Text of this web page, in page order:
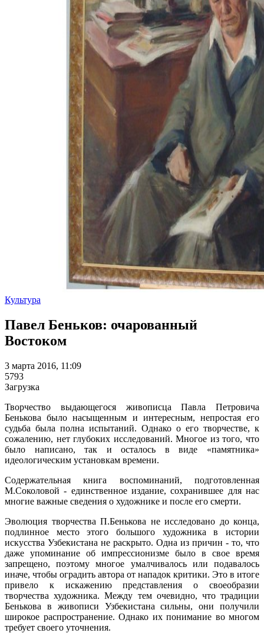
Культура
Павел Беньков: очарованный
Востоком
3 марта 2016, 11:09
5793
Загрузка
Творчество выдающегося живописца Павла Петровича
Бенькова было насыщенным и интересным, непростая его
судьба была полна испытаний. Однако о его творчестве, к
сожалению, нет глубоких исследований. Многое из того, что
было написано, так и осталось в виде «памятника»
идеологическим установкам времени.
Содержательная книга воспоминаний, подготовленная
М.Соколовой - единственное издание, сохранившее для нас
многие важные сведения о художнике и после его смерти.
Эволюция творчества П.Бенькова не исследовано до конца,
подлинное место этого большого художника в истории
искусства Узбекистана не раскрыто. Одна из причин - то, что
даже упоминание об импрессионизме было в свое время
запрещено, поэтому многое умалчивалось или подавалось
иначе, чтобы оградить автора от нападок критики. Это в итоге
привело к искажению представления о своеобразии
творчества художника. Между тем очевидно, что традиции
Бенькова в живописи Узбекистана сильны, они получили
широкое распространение. Однако их понимание во многом
требует своего уточнения.